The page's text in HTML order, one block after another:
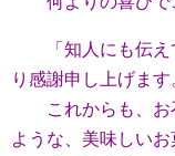
「知人にも伝え
り感謝申し上げます
これからも、お
ような、美味しい